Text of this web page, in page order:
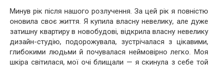
Минув рік після нашого розлучення. За цей рік я повністю
оновила своє життя. Я купила власну невелику, але дуже
затишну квартиру в новобудові, відкрила власну невелику
дизайн-студію, подорожувала, зустрічалася з цікавими,
глибокими людьми й почувалася неймовірно легко. Моя
шкіра світилася, мої очі блищали — я скинула з себе той